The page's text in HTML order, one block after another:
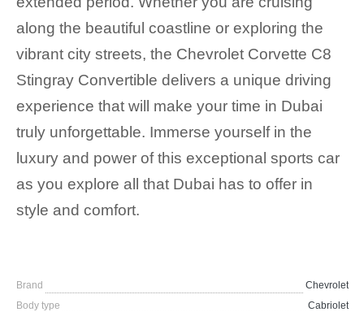
along the beautiful coastline or exploring the
vibrant city streets, the Chevrolet Corvette C8
Stingray Convertible delivers a unique driving
experience that will make your time in Dubai
truly unforgettable. Immerse yourself in the
luxury and power of this exceptional sports car
as you explore all that Dubai has to offer in
style and comfort.
Brand
Chevrolet
Body type
Cabriolet